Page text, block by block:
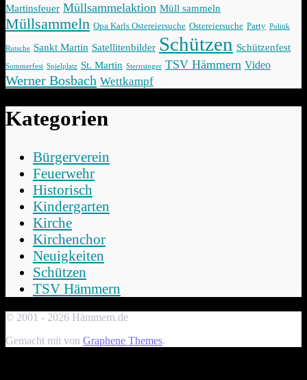
Martinsfeuer Müllsammelaktion Müll sammeln
Müllsammeln Opa Karls Ostereiersuche Ostereiersuche Party Politik
Rutsche Sankt Martin Satellitenbilder Schützen Schützenfest
Sommerfest Spielplatz St. Martin Sternsinger TSV Hämmern Video
Werner Bosbach Wettkampf
Kategorien
Bürgerverein
Feuerwehr
Historisch
Kindergarten
Kirche
Kirchenchor
Neuigkeiten
Schützen
TSV Hämmern
© 2001 - 2026 Hämmern.de
Gemacht mit von Graphene Themes.